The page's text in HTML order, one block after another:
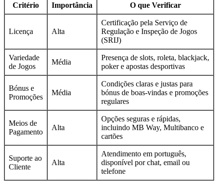
Critério
Importância O que Verificar
Licença Alta
Certificação pela Serviço de
Regulação e Inspeção de Jogos
(SRIJ)
Variedade
de Jogos
Média
Presença de slots, roleta, blackjack,
poker e apostas desportivas
Bónus e
Promoções
Média
Condições claras e justas para
bónus de boas-vindas e promoções
regulares
Meios de
Pagamento
Alta
Opções seguras e rápidas,
incluindo MB Way, Multibanco e
cartões
Suporte ao
Cliente
Alta
Atendimento em português,
disponível por chat, email ou
telefone